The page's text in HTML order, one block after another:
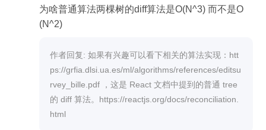
为啥普通算法两棵树的diff算法是O(N^3) 而不是O
(N^2)
作者回复: 如果有兴趣可以看下相关的算法实现：htt
ps://grfia.dlsi.ua.es/ml/algorithms/references/editsu
rvey_bille.pdf ，这是 React 文档中提到的普通 tree
的 diff 算法。https://reactjs.org/docs/reconciliation.
html